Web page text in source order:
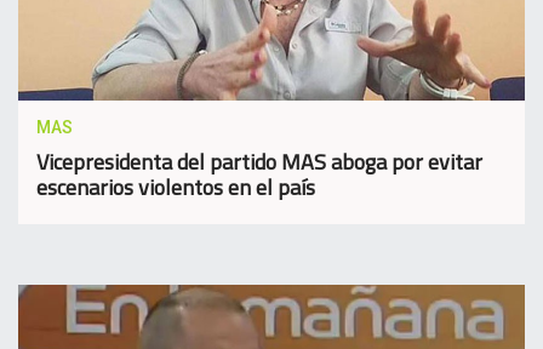
MAS
Vicepresidenta del partido MAS aboga por evitar
escenarios violentos en el país